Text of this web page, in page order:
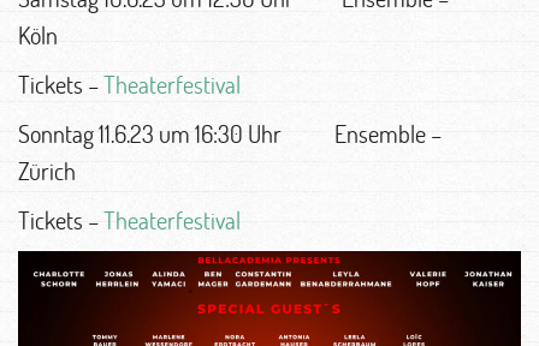
Köln
Tickets –Theaterfestival
Sonntag 11.6.23 um 16:30 Uhr Ensemble –
Zürich
Tickets –Theaterfestival